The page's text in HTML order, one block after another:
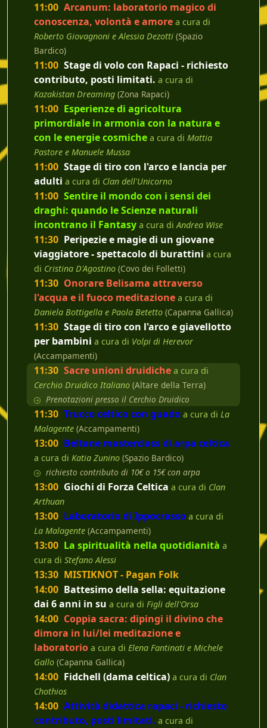
11:00 Arcanum: laboratorio magico di
conoscenza, volontà e amore a cura di
Roberto Giovagnoni e Alessia Dezotti (Spazio
Bardico)
11:00 Stage di volo con Rapaci - richiesto
contributo, posti limitati. a cura di
Kazakistan Dreaming (Zona Rapaci)
11:00 Esperienze di agricoltura
primordiale in armonia con la natura e
con le energie cosmiche a cura di Mattia
Pastore e Manuele Mussa
11:00 Stage di tiro con l'arco e lancia per
adulti a cura di Clan dell'Unicorno
11:00 Sentire il mondo con i sensi dei
draghi: quando le Scienze naturali
incontrano il Fantasy a cura diAndrea Wise
11:30 Peripezie e magie di un giovane
viaggiatore - spettacolo di burattini a cura
di Cristina D'Agostino (Covo dei Folletti)
11:30 Onorare Belisama attraverso
l'acqua e il fuoco meditazione a cura di
Daniela Bottigella e Paola Betetto (Capanna Gallica)
11:30 Stage di tiro con l'arco e giavellotto
per bambini a cura di Volpi di Herevor
(Accampamenti)
11:30 Sacre unioni druidiche a cura di
Cerchio Druidico Italiano (Altare della Terra)
Prenotazioni presso il Cerchio Druidico
11:30 Trucco celtico con guado a cura di La
Malagente (Accampamenti)
13:00 Beltane masterclass di arpa celtica
a cura di Katia Zunino (Spazio Bardico)
richiesto contributo di 10€ o 15€ con arpa
13:00 Giochi di Forza Celtica a cura di Clan
Arthuan
13:00 Laboratorio di Ippocrasso a cura di
La Malagente (Accampamenti)
13:00 La spiritualità nella quotidianità a
cura di Stefano Alessi
13:30 MISTIKNOT - Pagan Folk
14:00 Battesimo della sella: equitazione
dai 6 anni in su a cura di Figli dell'Orsa
14:00 Coppia sacra: dipingi il divino che
dimora in lui/lei meditazione e
laboratorio a cura di Elena Fantinati e Michele
Gallo (Capanna Gallica)
14:00 Fidchell (dama celtica) a cura di Clan
Chothios
14:00 Attività didattica rapaci - richiesto
contributo, posti limitati. a cura di